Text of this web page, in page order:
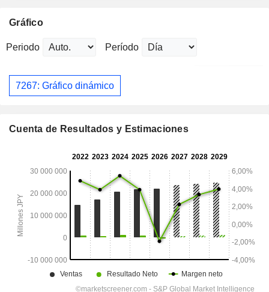
Gráfico
Periodo Período
7267: Gráfico dinámico
Cuenta de Resultados y Estimaciones